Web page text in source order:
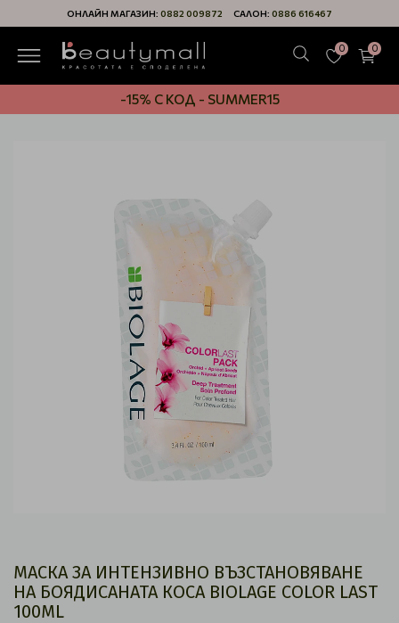
ОНЛАЙН МАГАЗИН: 0882 009872 САЛОН: 0886 616467
0 0
-15% С КОД - SUMMER15
МАСКА ЗА ИНТЕНЗИВНО ВЪЗСТАНОВЯВАНЕ
НА БОЯДИСАНАТА КОСА BIOLAGE COLOR LAST
100ML